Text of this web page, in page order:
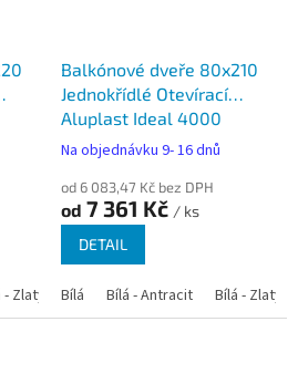
- Zlatý dub Bílá - Tmavý dub Bílá -
Balkónové dveře 80x210
Jednokřídlé Otevírací
Aluplast Ideal 4000
Na objednávku 9- 16 dnů
od 6 083,47 Kč bez DPH
od 7 361 Kč / ks
DETAIL
Bílá Bílá - Antracit Bílá - Zlatý